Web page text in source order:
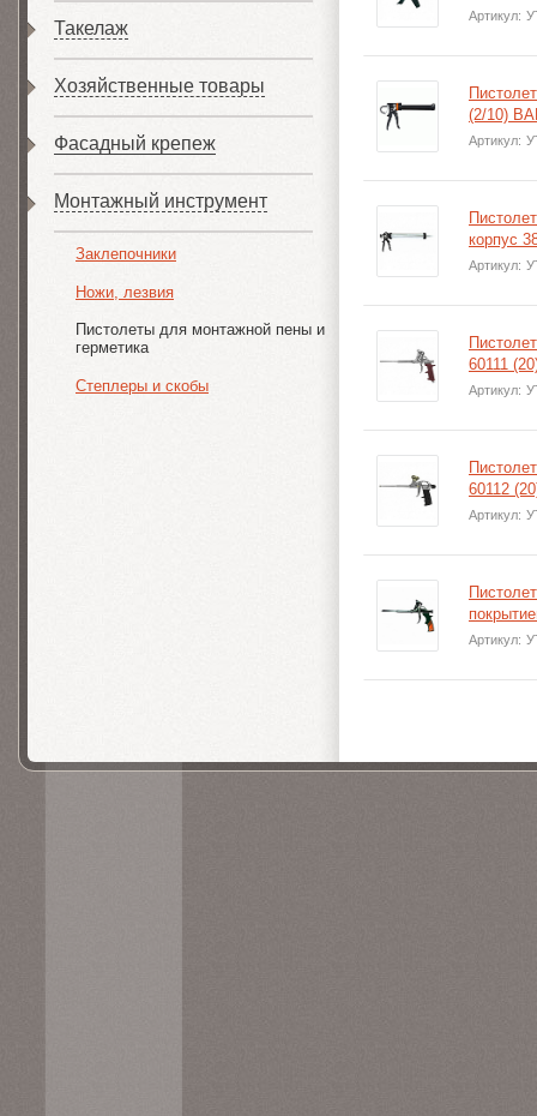
Такелаж
Хозяйственные товары
Фасадный крепеж
Монтажный инструмент
Заклепочники
Ножи, лезвия
Пистолеты для монтажной пены и
герметика
Степлеры и скобы
Артикул:
(2/10)
Артикул:
корпус
Артикул:
60111
Артикул:
60112
Артикул:
Артикул: